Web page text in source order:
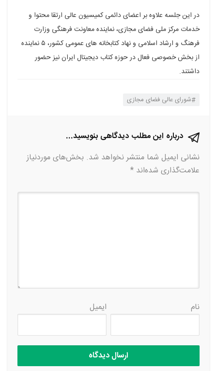
در این جلسه علاوه بر اعضای دائمی کمیسیون عالی ارتقا محتوا و
خدمات مرکز ملی فضای مجازی، نماینده معاونت فرهنگی وزارت
فرهنگ و ارشاد اسلامی و نهاد کتابخانه های عمومی کشور، ۵ نماینده
از بخش خصوصی فعال در حوزه کتاب دیجیتال ایران نیز حضور
داشتند.
شورای عالی فضای مجازی
درباره این مطلب دیدگاهی بنویسید...
نشانی ایمیل شما منتشر نخواهد شد. بخش‌های موردنیاز
علامت‌گذاری شده‌اند *
نام ایمیل